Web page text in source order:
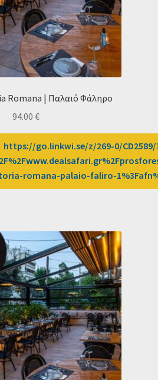
Romana | Παλαιό Φάληρο
94.00 €
https://go.linkwi.se/z/269-0/CD2589/
romana-palaio-faliro-